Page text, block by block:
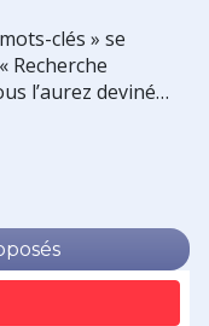
clés » se
Recherche
l’aurez deviné…